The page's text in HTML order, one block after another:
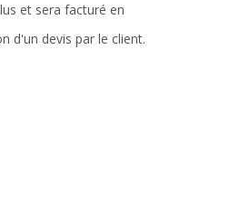
et sera facturé en
d'un devis par le client.